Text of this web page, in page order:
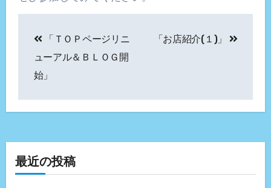
ナ
ビ
シ
「ＴＯＰページリニ
ューアル＆ＢＬＯＧ開
始」
「お店紹介(１)」
最近の投稿